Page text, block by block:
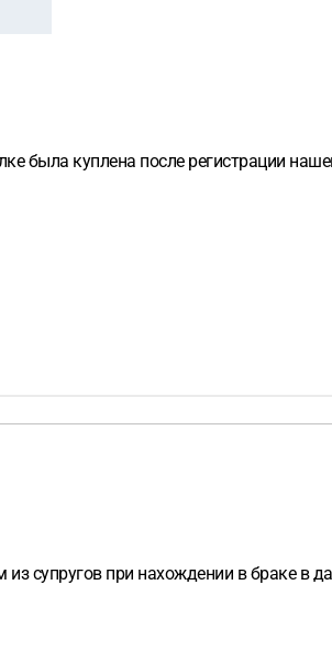
была куплена после регистрации
супругов при нахождении в браке в